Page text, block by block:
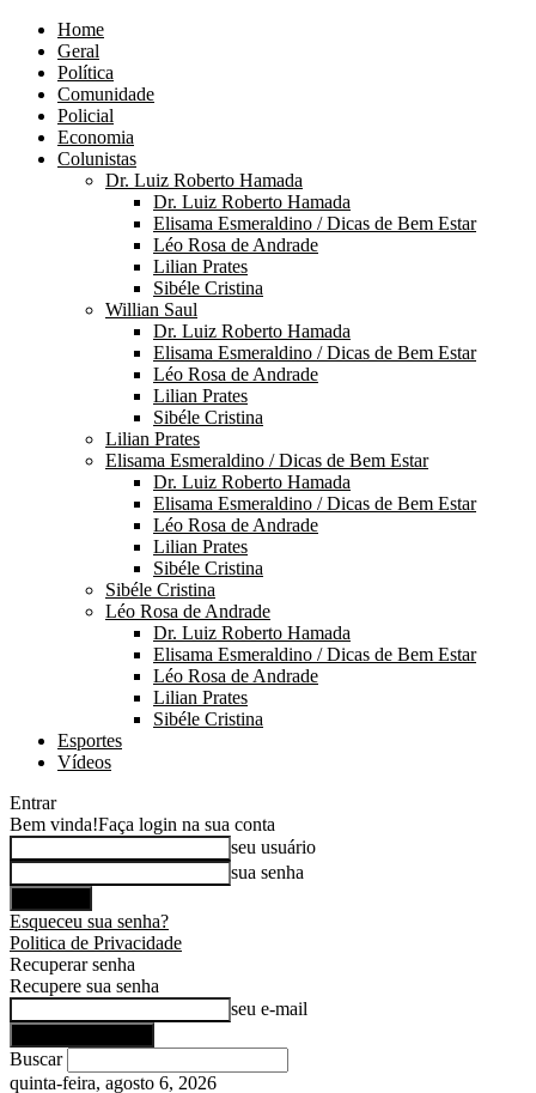
Home
Geral
Política
Comunidade
Policial
Economia
Colunistas
Dr. Luiz Roberto Hamada
Dr. Luiz Roberto Hamada
Elisama Esmeraldino / Dicas de Bem Estar
Léo Rosa de Andrade
Lilian Prates
Sibéle Cristina
Willian Saul
Dr. Luiz Roberto Hamada
Elisama Esmeraldino / Dicas de Bem Estar
Léo Rosa de Andrade
Lilian Prates
Sibéle Cristina
Lilian Prates
Elisama Esmeraldino / Dicas de Bem Estar
Dr. Luiz Roberto Hamada
Elisama Esmeraldino / Dicas de Bem Estar
Léo Rosa de Andrade
Lilian Prates
Sibéle Cristina
Sibéle Cristina
Léo Rosa de Andrade
Dr. Luiz Roberto Hamada
Elisama Esmeraldino / Dicas de Bem Estar
Léo Rosa de Andrade
Lilian Prates
Sibéle Cristina
Esportes
Vídeos
Entrar
Bem vinda!Faça login na sua conta
seu usuário
sua senha
Esqueceu sua senha?
Politica de Privacidade
Recuperar senha
Recupere sua senha
seu e-mail
Buscar
quinta-feira, agosto 6, 2026